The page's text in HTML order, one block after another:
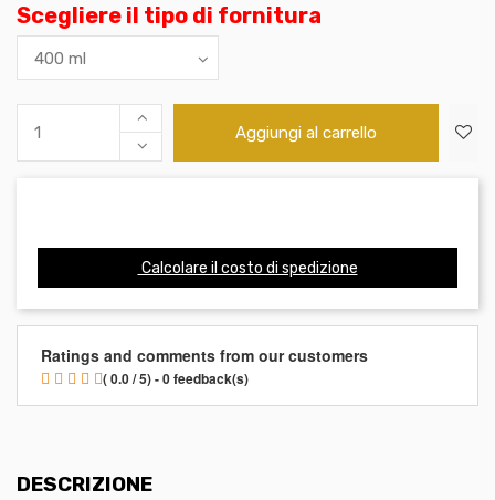
Scegliere il tipo di fornitura
Aggiungi al carrello
Calcolare il costo di spedizione
Ratings and comments from our customers
( 0.0 / 5) - 0 feedback(s)
DESCRIZIONE